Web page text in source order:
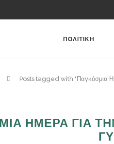
ΠΟΛΙΤΙΚΗ
Posts tagged with "Παγκόσμια
ΗΜΕΡΑ ΓΙΑ